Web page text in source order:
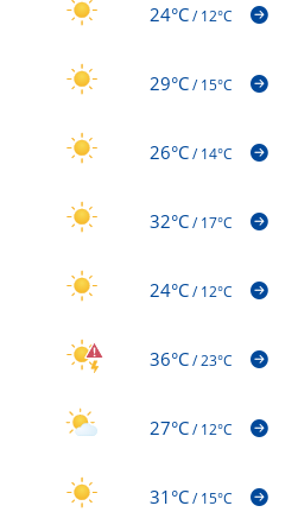
24°C/12°C
29°C/15°C
26°C/14°C
32°C/17°C
24°C/12°C
36°C/23°C
27°C/12°C
31°C/15°C